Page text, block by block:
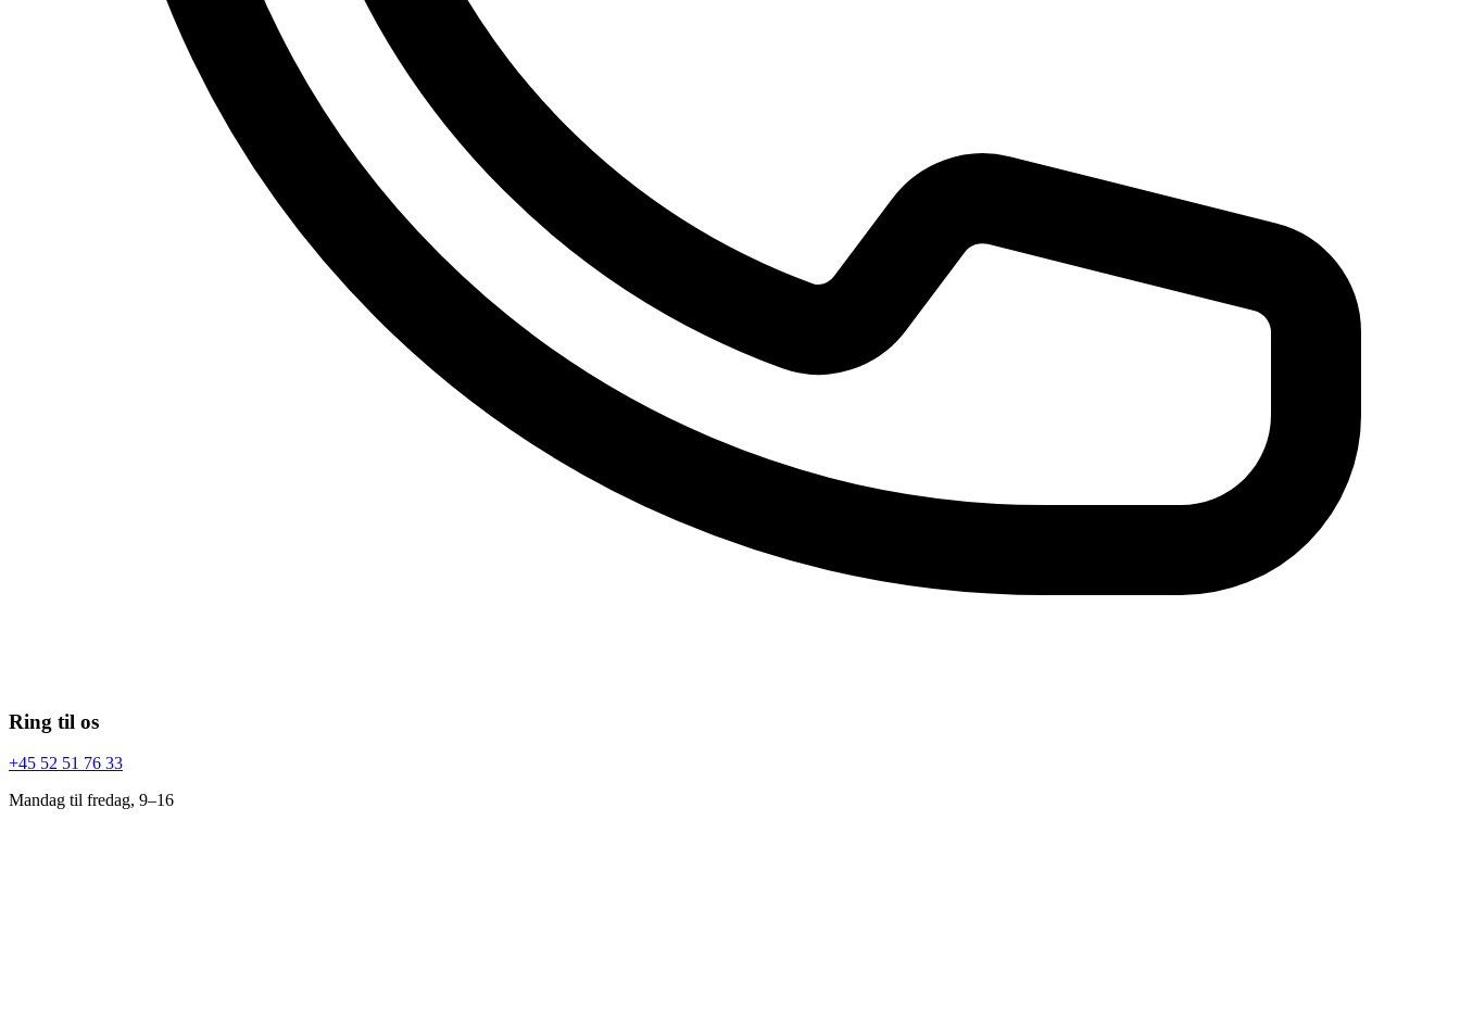
Ring til os
+45 52 51 76 33
Mandag til fredag, 9–16